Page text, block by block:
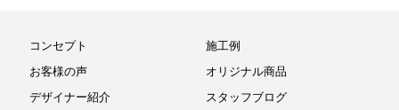
コンセプト
施工例
お客様の声
オリジナル商品
デザイナー紹介
スタッフブログ